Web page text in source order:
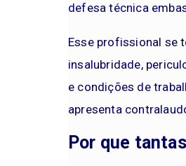
defesa técnica
Esse profissional se
insalubridade,
e condições de
apresenta
Por que